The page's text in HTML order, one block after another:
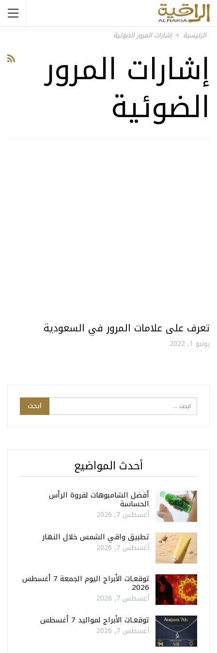
الرئيسية إشارات المرور الضوئية
إشارات المرور
الضوئية
تعرف على علامات المرور في السعودية
يونيو 1, 2022
أحدث المواضيع
أفضل الشامبوهات لفروة الرأس
الحساسة
أغسطس 7, 2026
تطبيق واقي الشمس خلال النهار
أغسطس 7, 2026
توقعـات الأبراج اليوم الجمعة 7 أغسطس
2026
أغسطس 7, 2026
توقعـات الأبراج لمواليد 7 أغسطس
أغسطس 7, 2026